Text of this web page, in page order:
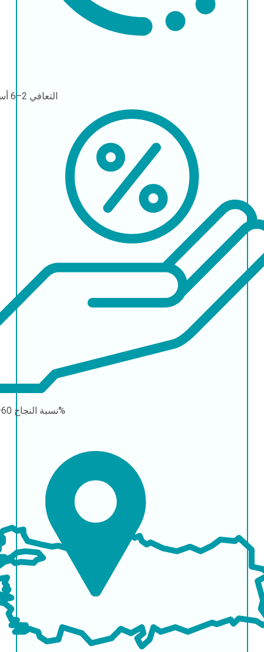
التعافي 2–6 أسابيع
نسبة النجاح60–90%